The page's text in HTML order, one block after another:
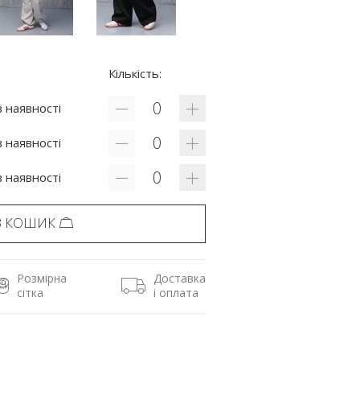
Кількість:
КОШИК
Розмірна
сітка
Доставка
і оплата